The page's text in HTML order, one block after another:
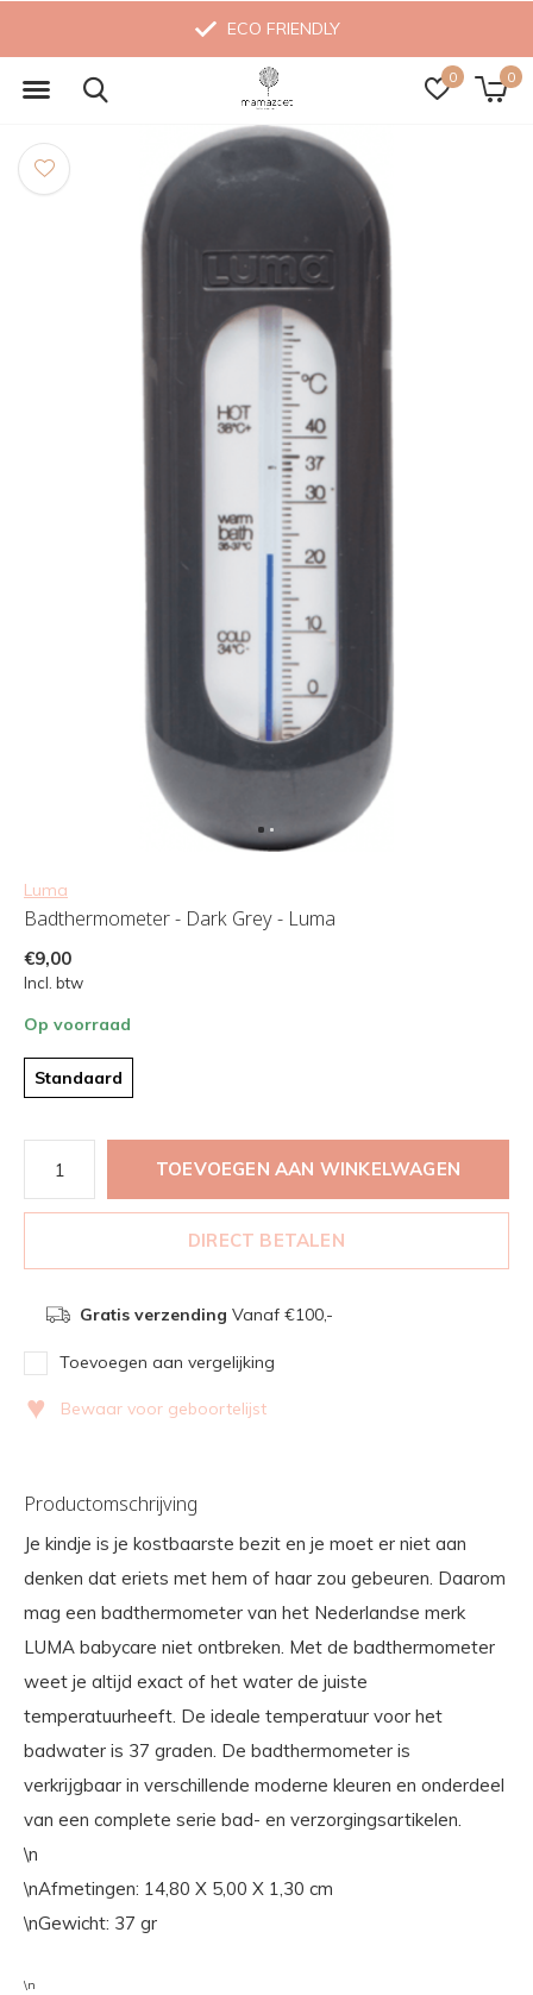
0 0
ECO FRIENDLY
Luma
Badthermometer - Dark Grey - Luma
€9,00
Incl. btw
Op voorraad
Standaard
TOEVOEGEN AAN WINKELWAGEN
DIRECT BETALEN
Gratis verzending Vanaf €100,-
Toevoegen aan vergelijking
♥ Bewaar voor geboortelijst
Productomschrijving
Je kindje is je kostbaarste bezit en je moet er niet aan
denken dat eriets met hem of haar zou gebeuren. Daarom
mag een badthermometer van het Nederlandse merk
LUMA babycare niet ontbreken. Met de badthermometer
weet je altijd exact of het water de juiste
temperatuurheeft. De ideale temperatuur voor het
badwater is 37 graden. De badthermometer is
verkrijgbaar in verschillende moderne kleuren en onderdeel
van een complete serie bad- en verzorgingsartikelen.
\n
\nAfmetingen: 14,80 X 5,00 X 1,30 cm
\nGewicht: 37 gr
\n